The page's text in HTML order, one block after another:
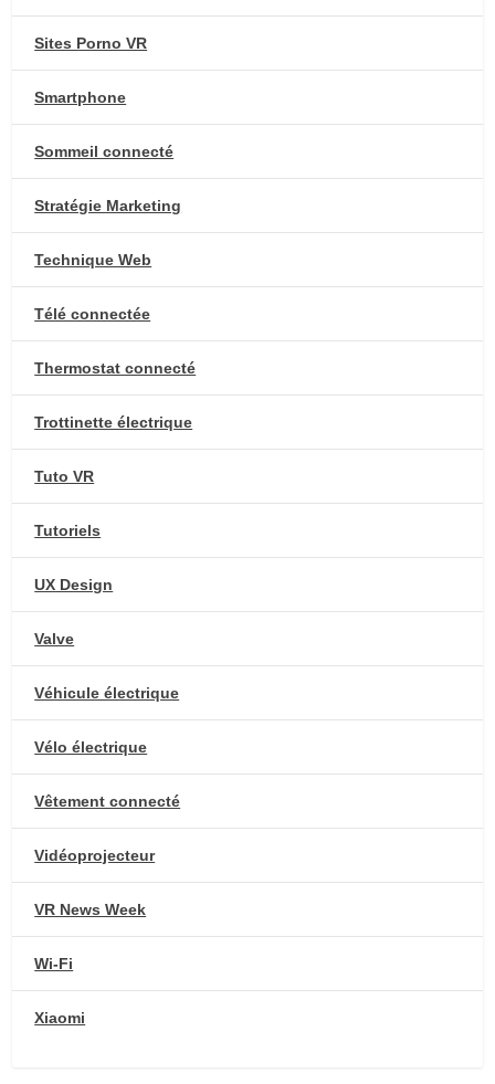
Sites Porno VR
Smartphone
Sommeil connecté
Stratégie Marketing
Technique Web
Télé connectée
Thermostat connecté
Trottinette électrique
Tuto VR
Tutoriels
UX Design
Valve
Véhicule électrique
Vélo électrique
Vêtement connecté
Vidéoprojecteur
VR News Week
Wi-Fi
Xiaomi